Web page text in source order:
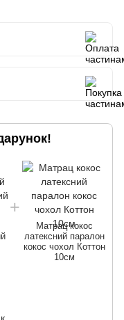
Матрац кокос
латексний паралон
кокос чохол Коттон
10см